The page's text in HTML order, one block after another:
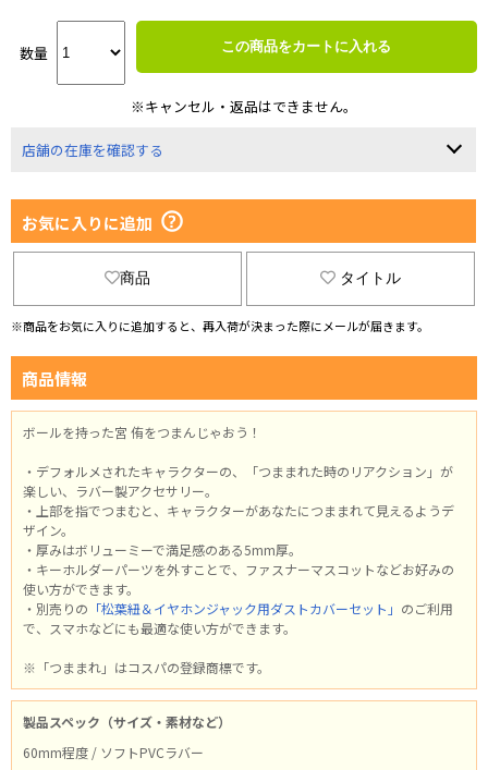
数量 この商品をカートに入れる
※キャンセル・返品はできません。
店舗の在庫を確認する
お気に入りに追加
商品 タイトル
※商品をお気に入りに追加すると、再入荷が決まった際にメールが届きます。
商品情報
ボールを持った宮 侑をつまんじゃおう！
・デフォルメされたキャラクターの、「つままれた時のリアクション」が
楽しい、ラバー製アクセサリー。
・上部を指でつまむと、キャラクターがあなたにつままれて見えるようデ
ザイン。
・厚みはボリューミーで満足感のある5mm厚。
・キーホルダーパーツを外すことで、ファスナーマスコットなどお好みの
使い方ができます。
・別売りの 「松葉紐＆イヤホンジャック用ダストカバーセット」 のご利用
で、スマホなどにも最適な使い方ができます。
※「つままれ」はコスパの登録商標です。
製品スペック（サイズ・素材など）
60mm程度 / ソフトPVCラバー